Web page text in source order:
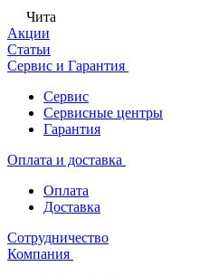
Чита
Акции
Статьи
Сервис и Гарантия
Сервис
Сервисные центры
Гарантия
Оплата и доставка
Оплата
Доставка
Сотрудничество
Компания